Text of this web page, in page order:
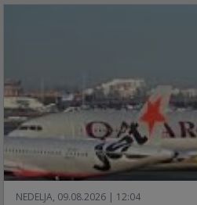
NEDELJA, 09.08.2026 | 12:04